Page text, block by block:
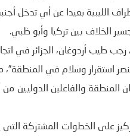
الليبية بعيدا عن أي تدخل
الخلاف بين تركيا وأبو ظبي.
طيب أردوغان، الجزائر في
استقرار وسلام في المنطقة”،
المنطقة والفاعلين الدوليين
على الخطوات المشتركة